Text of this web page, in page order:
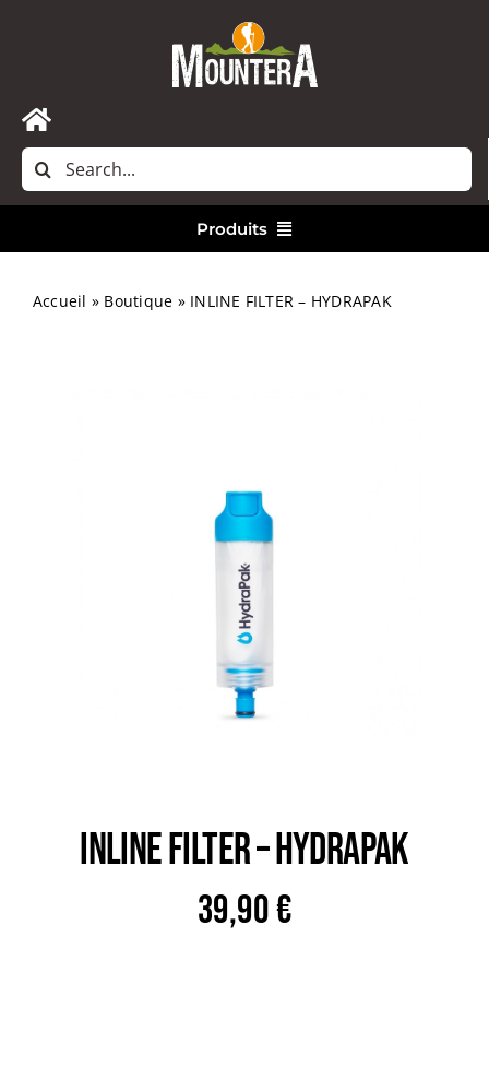
Toggle
Navigation
Accueil
Rechercher:
Produits
Trail
Escalade / Alpinisme
Bons Plans
Accueil » Boutique » INLINE FILTER – HYDRAPAK
INLINE FILTER – HYDRAPAK
39,90€